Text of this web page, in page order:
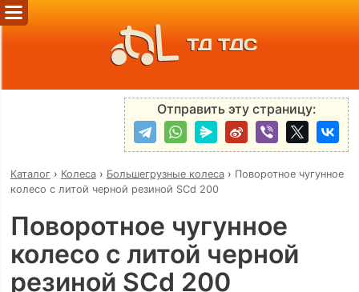
ТД ТДС
Отправить эту страницу:
Каталог› Колеса› Большегрузные колеса› Поворотное чугунное
колесо с литой черной резиной SCd 200
Поворотное чугунное
колесо с литой черной
резиной SCd 200